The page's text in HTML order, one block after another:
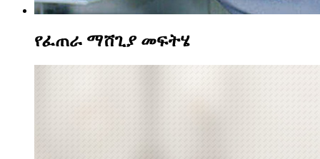
የፈጠራ ማሸጊያ መፍትሄ